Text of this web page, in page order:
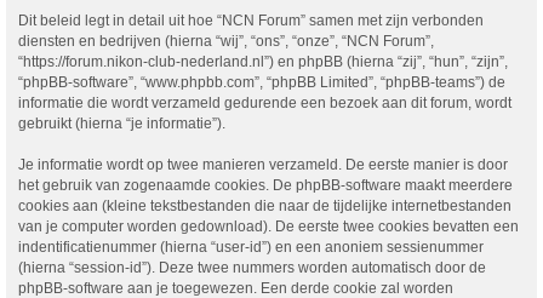
Dit beleid legt in detail uit hoe “NCN Forum” samen met zijn verbonden
diensten en bedrijven (hierna “wij”, “ons”, “onze”, “NCN Forum”,
“https://forum.nikon-club-nederland.nl”) en phpBB (hierna “zij”, “hun”, “zijn”,
“phpBB-software”, “www.phpbb.com”, “phpBB Limited”, “phpBB-teams”) de
informatie die wordt verzameld gedurende een bezoek aan dit forum, wordt
gebruikt (hierna “je informatie”).
Je informatie wordt op twee manieren verzameld. De eerste manier is door
het gebruik van zogenaamde cookies. De phpBB-software maakt meerdere
cookies aan (kleine tekstbestanden die naar de tijdelijke internetbestanden
van je computer worden gedownload). De eerste twee cookies bevatten een
indentificatienummer (hierna “user-id”) en een anoniem sessienummer
(hierna “session-id”). Deze twee nummers worden automatisch door de
phpBB-software aan je toegewezen. Een derde cookie zal worden